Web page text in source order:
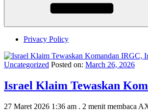
Privacy Policy
Uncategorized Posted on: March 26, 2026
Israel Klaim Tewaskan
27 Maret 2026 1:36 am . 2 menit